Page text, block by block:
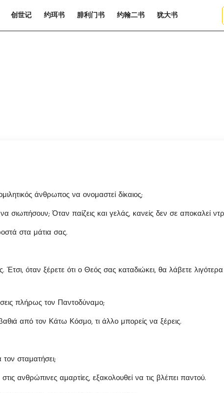
创世记 约珥书 腓利门书 约翰二书 犹大书
άνθρωπος να ονομαστεί δίκαιος;
Όταν παίζεις και γελάς, κανείς δεν σε αποκαλεί
στα μάτια σας.
Έτσι, όταν ξέρετε ότι ο Θεός σας καταδιώκει, θα λάβετε
πλήρως τον Παντοδύναμο;
από τον Κάτω Κόσμο, τι άλλο μπορείς να ξέρεις.
τον σταματήσει;
ανθρώπινες αμαρτίες, εξακολουθεί να τις βλέπει παντού.